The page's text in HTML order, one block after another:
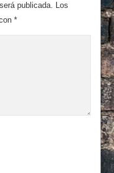
publicada. Los
*